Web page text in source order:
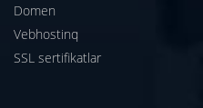
Domen
Vebhostinq
SSL sertifikatlar